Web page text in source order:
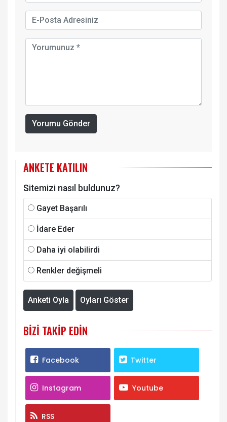
Yorumu Gönder
ANKETE KATILIN
Sitemizi nasıl buldunuz?
Gayet Başarılı
İdare Eder
Daha iyi olabilirdi
Renkler değişmeli
Anketi Oyla Oyları Göster
BIZI TAKIP EDIN
Facebook Twitter
Instagram Youtube
RSS